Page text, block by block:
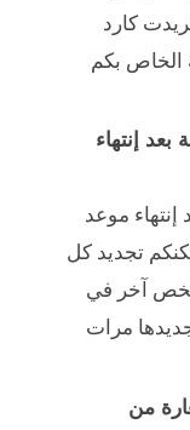
كارد
الخاص بكم
بعد إنتهاء
إنتهاء موعد
تجديد كل
آخر في
مرات
من